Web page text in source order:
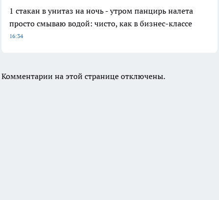
1 стакан в унитаз на ночь - утром панцирь налета
просто смываю водой: чисто, как в бизнес-классе
16:34
Комментарии на этой странице отключены.